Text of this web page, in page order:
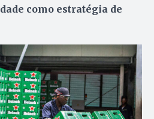
como estratégia de